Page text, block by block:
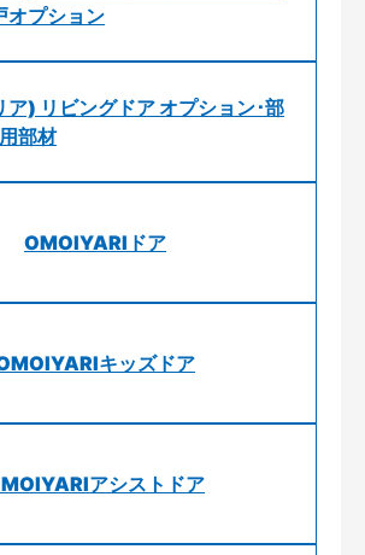
オプション
) リビングドア オプション･部
部材
OMOIYARIドア
キッズドア
アシストドア